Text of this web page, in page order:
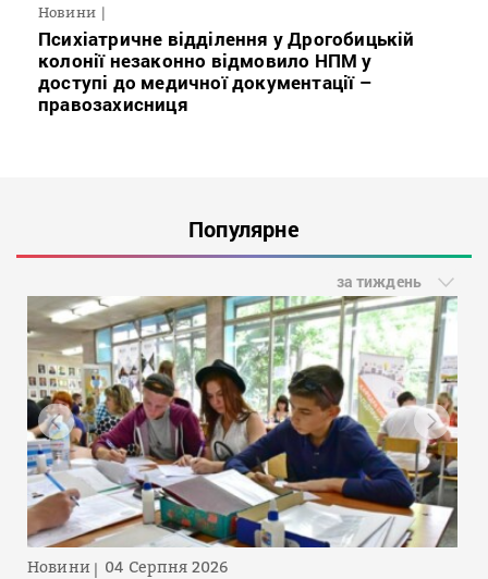
Новини
Психіатричне відділення у Дрогобицькій
колонії незаконно відмовило НПМ у
доступі до медичної документації –
правозахисниця
Популярне
за тиждень
Новини 04 Серпня 2026